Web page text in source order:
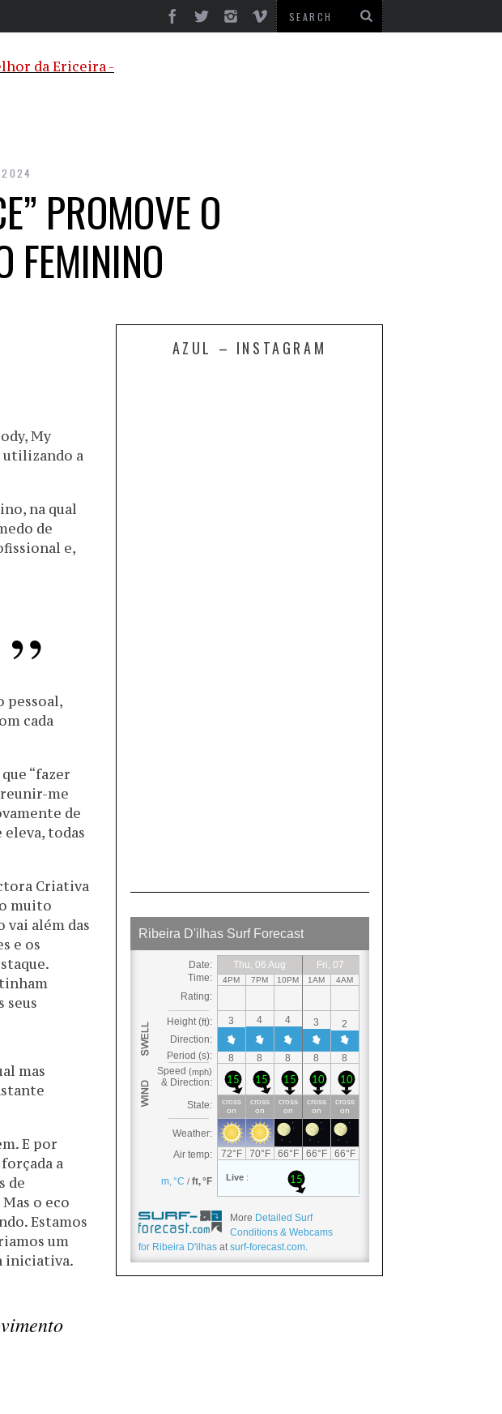
PROMOVE O
FEMININO
My
utilizando a
na qual
de
e,
pessoal,
cada
“fazer
me
de
eleva, todas
Criativa
muito
além das
e os
seus
mas
E por
a
de
o eco
Estamos
um
iniciativa.
AZUL – INSTAGRAM
More Detailed Surf
Conditions & Webcams
for Ribeira D'ilhas at surf-forecast.com.